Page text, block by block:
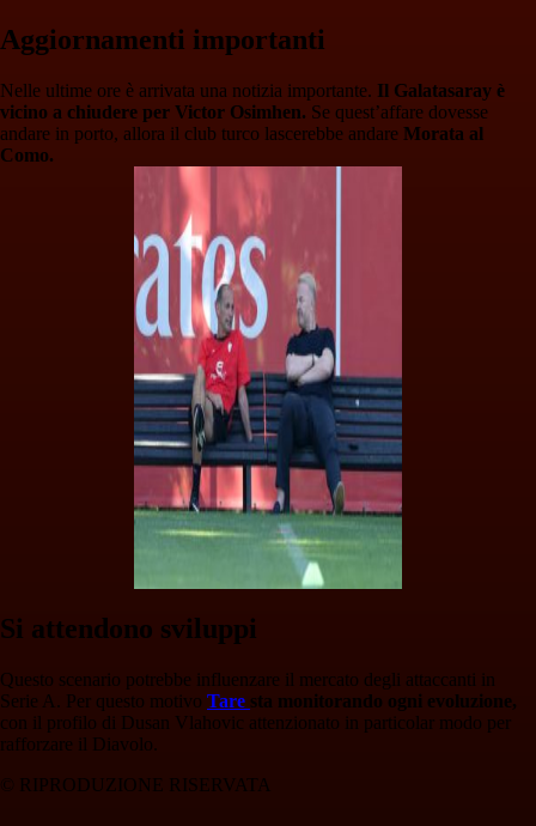
Aggiornamenti importanti
Nelle ultime ore è arrivata una notizia importante. Il Galatasaray è
vicino a chiudere per Victor Osimhen. Se quest’affare dovesse
andare in porto, allora il club turco lascerebbe andare Morata al
Como.
Si attendono sviluppi
Questo scenario potrebbe influenzare il mercato degli attaccanti in
Serie A. Per questo motivo Tare sta monitorando ogni evoluzione,
con il profilo di Dusan Vlahovic attenzionato in particolar modo per
rafforzare il Diavolo.
© RIPRODUZIONE RISERVATA